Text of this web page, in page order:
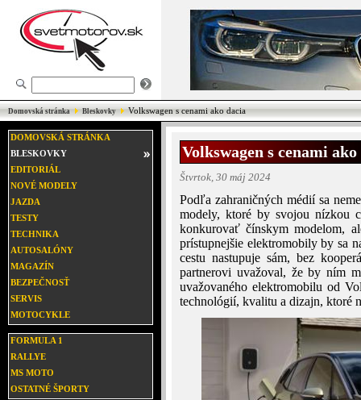
Domovská stránka Bleskovky Volkswagen s cenami ako dacia
DOMOVSKÁ STRÁNKA
BLESKOVKY
EDITORIÁL
NOVÉ MODELY
JAZDA
TESTY
TECHNIKA
AUTOSALÓNY
MAGAZÍN
BEZPEČNOSŤ
SERVIS
MOTOCYKLE
FORMULA 1
RALLYE
MS MOTO
OSTATNÉ ŠPORTY
Volkswagen s cenami
Štvrtok, 30 máj 2024
Podľa zahraničných médií sa
modely, ktoré by svojou nízkou
konkurovať čínskym modelom,
prístupnejšie elektromobily by sa
cestu nastupuje sám, bez
partnerovi uvažoval, že by ním
uvažovaného elektromobilu od
technológií, kvalitu a dizajn, ktoré